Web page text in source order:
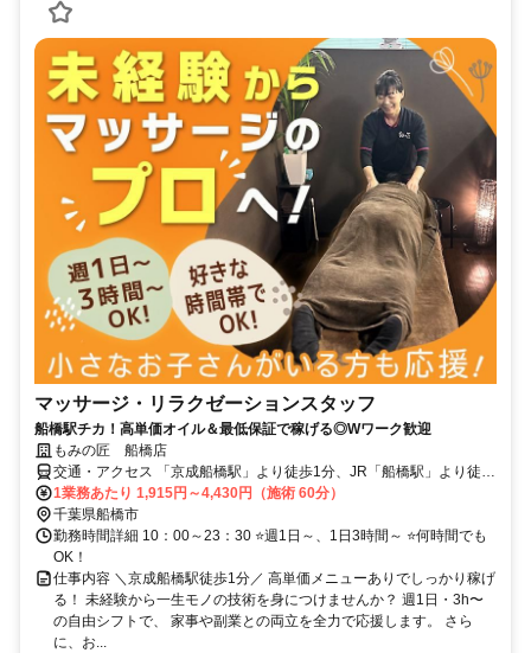
マッサージ・リラクゼーションスタッフ
船橋駅チカ！高単価オイル＆最低保証で稼げる◎Wワーク歓迎
もみの匠 船橋店
交通・アクセス 「京成船橋駅」より徒歩1分、JR「船橋駅」より徒歩
3分
1業務あたり 1,915円～4,430円（施術 60分）
千葉県船橋市
勤務時間詳細 10：00～23：30 ⭐週1日～、1日3時間～ ⭐何時間でも
OK！
仕事内容 ＼京成船橋駅徒歩1分／ 高単価メニューありでしっかり稼げ
る！ 未経験から一生モノの技術を身につけませんか？ 週1日・3h〜
の自由シフトで、 家事や副業との両立を全力で応援します。 さら
に、お...